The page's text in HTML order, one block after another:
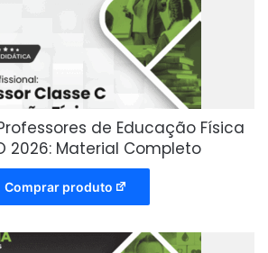
de Educação Física
2026: Material Completo
Comprar produto